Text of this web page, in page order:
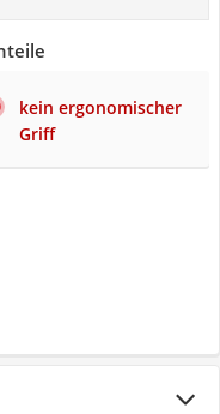
kein ergonomischer
Griff